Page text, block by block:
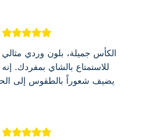
الكأس جميلة، بلون وردي مثالي
للاستمتاع بالشاي بمفردك. إنه
يضيف شعوراً بالطقوس إلى